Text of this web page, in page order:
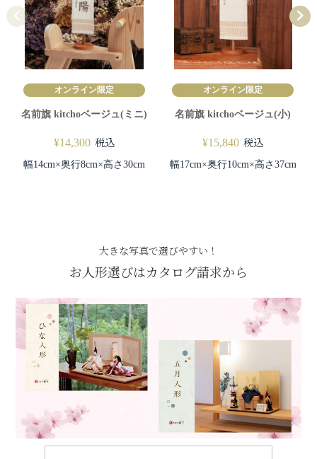
オンライン限定
名前旗 kitchoベージュ(ミニ)
¥14,300 税込
幅14cm×奥行8cm×高さ30cm
オンライン限定
名前旗 kitchoベージュ(小)
¥15,840 税込
幅17cm×奥行10cm×高さ37cm
大きな写真で選びやすい！
お人形選びはカタログ請求から